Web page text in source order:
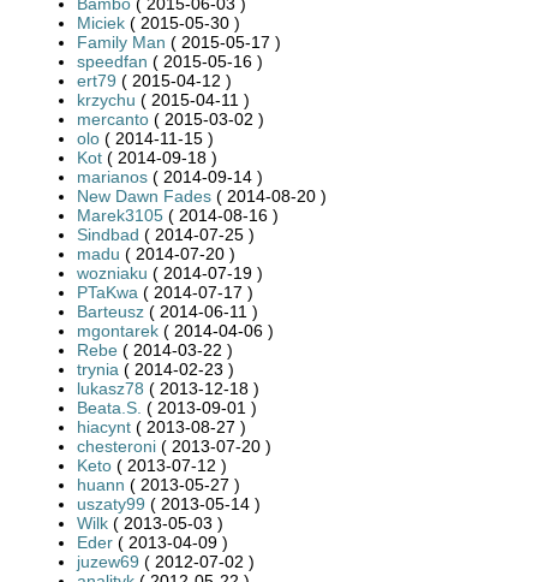
Miciek ( 2015-05-30 )
Family Man ( 2015-05-17 )
speedfan ( 2015-05-16 )
ert79 ( 2015-04-12 )
krzychu ( 2015-04-11 )
mercanto ( 2015-03-02 )
olo ( 2014-11-15 )
Kot ( 2014-09-18 )
marianos ( 2014-09-14 )
New Dawn Fades ( 2014-08-20 )
Marek3105 ( 2014-08-16 )
Sindbad ( 2014-07-25 )
madu ( 2014-07-20 )
wozniaku ( 2014-07-19 )
PTaKwa ( 2014-07-17 )
Barteusz ( 2014-06-11 )
mgontarek ( 2014-04-06 )
Rebe ( 2014-03-22 )
trynia ( 2014-02-23 )
lukasz78 ( 2013-12-18 )
Beata.S. ( 2013-09-01 )
hiacynt ( 2013-08-27 )
chesteroni ( 2013-07-20 )
Keto ( 2013-07-12 )
huann ( 2013-05-27 )
uszaty99 ( 2013-05-14 )
Wilk ( 2013-05-03 )
Eder ( 2013-04-09 )
juzew69 ( 2012-07-02 )